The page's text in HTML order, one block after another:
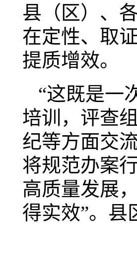
县（区）、
在定性、取
提质增效。
“这既是一
培训，评查
纪等方面交
将规范办案
高质量发展
得实效”。县